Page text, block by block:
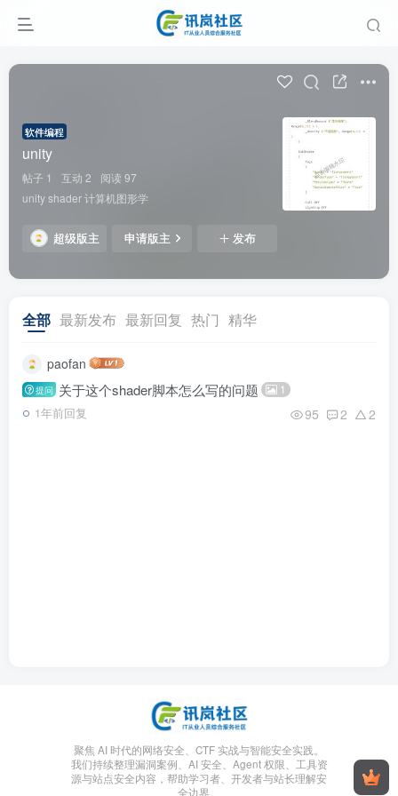
软件编程
unity
帖子 1 互动 2
阅读 97
unity shader 计算机图形学
超级版主 申请版主 发布
全部 最新发布 最新回复 热门 精华
paofan
提问 关于这个shader脚本怎么写的问题 1
1年前回复 95 2 2
聚焦 AI 时代的网络安全、CTF 实战与智能安全实践。
我们持续整理漏洞案例、AI 安全、Agent 权限、工具资
源与站点安全内容，帮助学习者、开发者与站长理解安
全边界。